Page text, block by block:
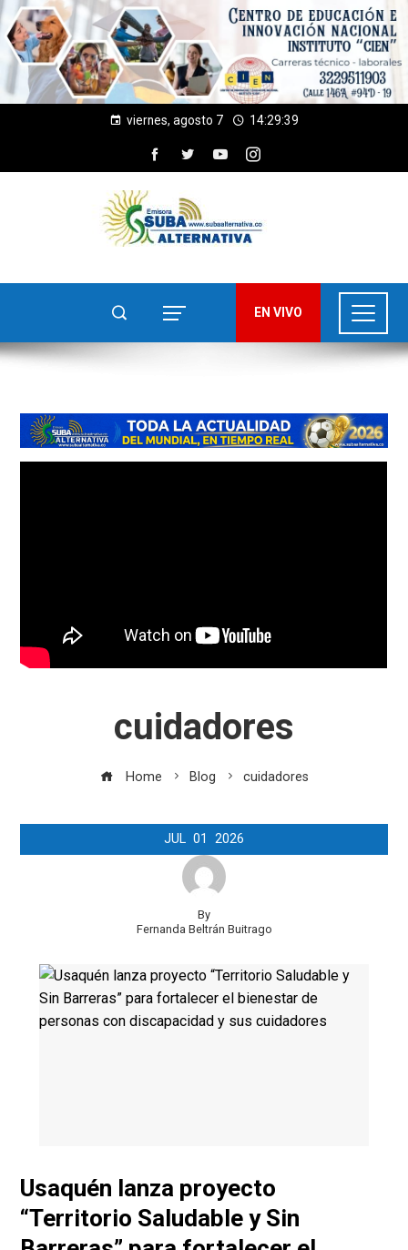
viernes, agosto 7 14:29:40
EN VIVO
cuidadores
Home Blog cuidadores
JUL 01 2026
By
Fernanda Beltrán Buitrago
Usaquén lanza proyecto
“Territorio Saludable y Sin